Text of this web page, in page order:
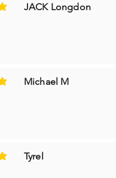
er 5 av 5
JACK Longdon
er 5 av 5
Michael M
er 5 av 5
Tyrel